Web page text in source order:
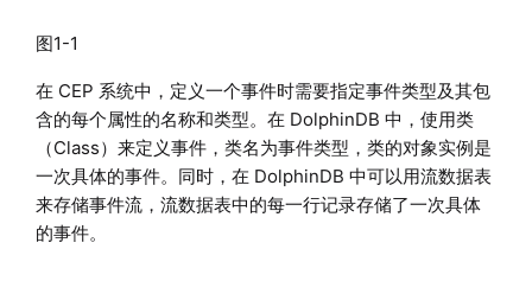
图1-1
在 CEP 系统中，定义一个事件时需要指定事件类型及其包
含的每个属性的名称和类型。在 DolphinDB 中，使用类
（Class）来定义事件，类名为事件类型，类的对象实例是
一次具体的事件。同时，在 DolphinDB 中可以用流数据表
来存储事件流，流数据表中的每一行记录存储了一次具体
的事件。